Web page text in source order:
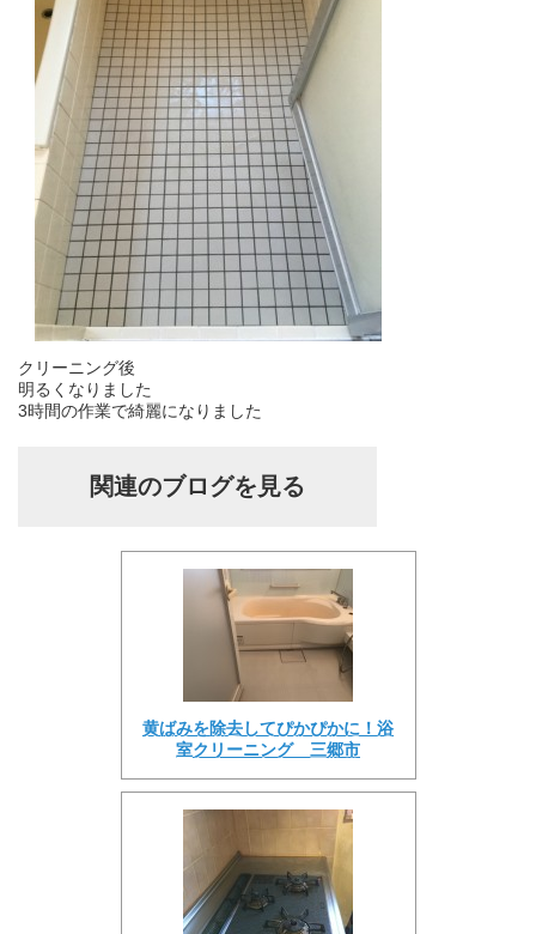
クリーニング後
明るくなりました
3時間の作業で綺麗になりました
関連のブログを見る
黄ばみを除去してぴかぴかに！浴
室クリーニング 三郷市